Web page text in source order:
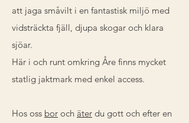
att jaga småvilt i en fantastisk miljö med
vidsträckta fjäll, djupa skogar och klara
sjöar.
Här i och runt omkring Åre finns mycket
statlig jaktmark med enkel access.
Hos oss bor och äter du gott och efter en